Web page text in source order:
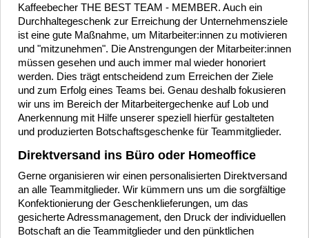
Kaffeebecher THE BEST TEAM - MEMBER. Auch ein
Durchhaltegeschenk zur Erreichung der Unternehmensziele
ist eine gute Maßnahme, um Mitarbeiter:innen zu motivieren
und "mitzunehmen". Die Anstrengungen der Mitarbeiter:innen
müssen gesehen und auch immer mal wieder honoriert
werden. Dies trägt entscheidend zum Erreichen der Ziele
und zum Erfolg eines Teams bei. Genau deshalb fokusieren
wir uns im Bereich der Mitarbeitergechenke auf Lob und
Anerkennung mit Hilfe unserer speziell hierfür gestalteten
und produzierten Botschaftsgeschenke für Teammitglieder.
Direktversand ins Büro oder Homeoffice
Gerne organisieren wir einen personalisierten Direktversand
an alle Teammitglieder. Wir kümmern uns um die sorgfältige
Konfektionierung der Geschenklieferungen, um das
gesicherte Adressmanagement, den Druck der individuellen
Botschaft an die Teammitglieder und den pünktlichen